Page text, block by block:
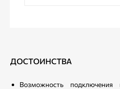
ДОСТОИНСТВА
Возможность